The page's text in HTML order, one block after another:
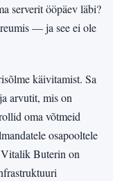
serverit ööpäev läbi?
— ja see ei ole
käivitamist. Sa
arvutit, mis on
oma võtmeid
osapooltele
Vitalik Buterin on